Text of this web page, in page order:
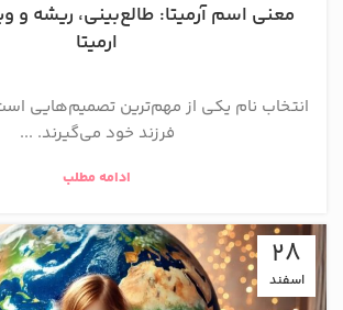
معنی اسم آرمیتا: طالع‌بینی، ریشه و
ارمیتا
انتخاب نام یکی از مهم‌ترین تصمیم‌هایی
فرزند خود می‌گیرند. ...
ادامه مطلب
28
اسفند